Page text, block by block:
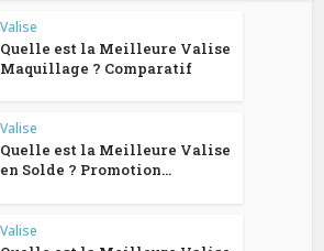
Valise
Quelle est la Meilleure Valise
Maquillage ? Comparatif
Valise
Quelle est la Meilleure Valise
en Solde ? Promotion...
Valise